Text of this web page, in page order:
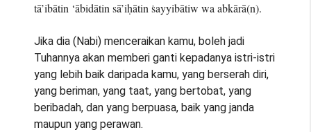
tā’ibātin ‘ābidātin sā’iḥātin ṡayyibātiw wa abkārā(n).
Jika dia (Nabi) menceraikan kamu, boleh jadi
Tuhannya akan memberi ganti kepadanya istri-istri
yang lebih baik daripada kamu, yang berserah diri,
yang beriman, yang taat, yang bertobat, yang
beribadah, dan yang berpuasa, baik yang janda
maupun yang perawan.